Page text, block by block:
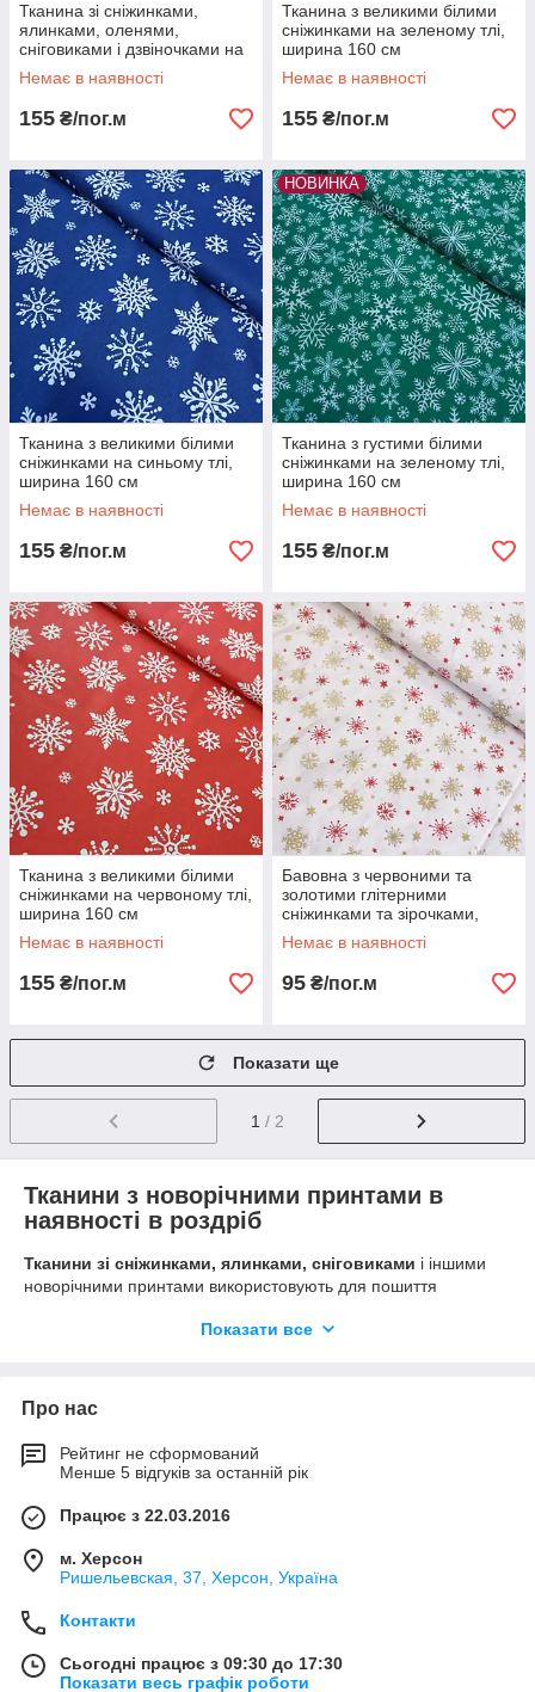
Тканина зі сніжинками,
ялинками, оленями,
сніговиками і дзвіночками на
сірому тлі, ширина 160 см
Немає в наявності
155 ₴/пог.м
Тканина з великими білими
сніжинками на зеленому тлі,
ширина 160 см
Немає в наявності
155 ₴/пог.м
Тканина з великими білими
сніжинками на синьому тлі,
ширина 160 см
Немає в наявності
155 ₴/пог.м
НОВИНКА
Тканина з густими білими
сніжинками на зеленому тлі,
ширина 160 см
Немає в наявності
155 ₴/пог.м
Тканина з великими білими
сніжинками на червоному тлі,
ширина 160 см
Немає в наявності
155 ₴/пог.м
Бавовна з червоними та
золотими глітерними
сніжинками та зірочками,
ширина 80 см
Немає в наявності
95 ₴/пог.м
Показати ще
1 / 2
Тканини з новорічними принтами в
наявності в роздріб
Тканини зі сніжинками, ялинками, сніговиками і іншими
новорічними принтами використовують для пошиття
скатертин і серветок для новорічного столу. Оскільки всі
відразу створює святковий настрій постільна білизна зі
сніжинками!
У нашому каталозі новорічних тканин всі тканини - тільки
100% бавовна відмінної якості від різних виробників: Польща,
своєю якістю. Вони не перший рік продаються в нашому
магазині тканин, і наші покупці встигли оцінити і полюбити ці
новорічні бавовняні тканини.
Показати все
Про нас
Рейтинг не сформований
Менше 5 відгуків за останній рік
Працює з 22.03.2016
м. Херсон
Ришельевская, 37, Херсон, Україна
Контакти
Сьогодні працює з 09:30 до 17:30
Показати весь графік роботи